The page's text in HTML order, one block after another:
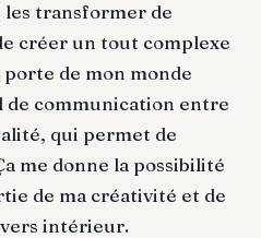
les transformer de
créer un tout complexe
porte de mon monde
de communication entre
qui permet de
me donne la possibilité
de ma créativité et de
intérieur.